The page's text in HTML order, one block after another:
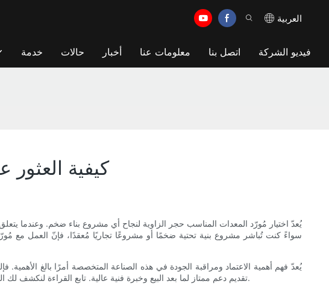
العربية
خدمة حالات أخبار معلومات عنا اتصل بنا فيديو الشركة
كيفية
يُعدّ اختيار مُورّد المعدات المناسب حجر الزاوية لنجاح أي مشروع بناء ضخم. وعندما
سواءً كنت تُباشر مشروع بنية تحتية ضخمًا أو مشروعًا تجاريًا مُعقدًا، فإنّ العمل مع
يُعدّ فهم أهمية الاعتماد ومراقبة الجودة في هذه الصناعة المتخصصة أمرًا بالغ
تقديم دعم ممتاز لما بعد البيع وخبرة فنية عالية. تابع القراءة لنكشف لك العوامل والاستراتيجيات والموارد الأساسية اللازمة للعثور على موردين معتمدين لمطارق دقّ الركائز، بما يتناسب مع مشاريعك الضخمة.